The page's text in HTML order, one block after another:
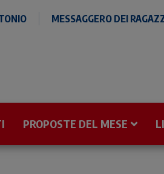
MESSAGGERO DEI
PROPOSTE DEL MESE